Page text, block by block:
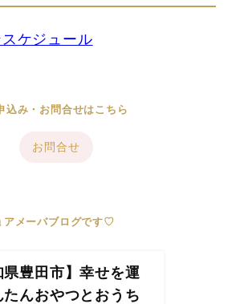
ケジュール
込み・お問合せはこちら
お問合せ
↓アメーバブログです♡
県豊田市】幸せを運
たんおやつとおうち